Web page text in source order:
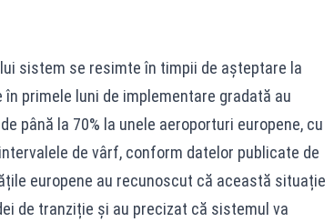
sistem se resimte în timpii de așteptare la
primele luni de implementare gradată au
până la 70% la unele aeroporturi europene, cu
de vârf, conform datelor publicate de
europene au recunoscut că această situație
de tranziție și au precizat că sistemul va